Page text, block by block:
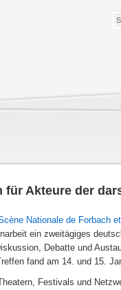
Akteure der
Nationale de Forbach
ein zweitägiges
Debatte und
fand am 14. und 15.
Festivals und